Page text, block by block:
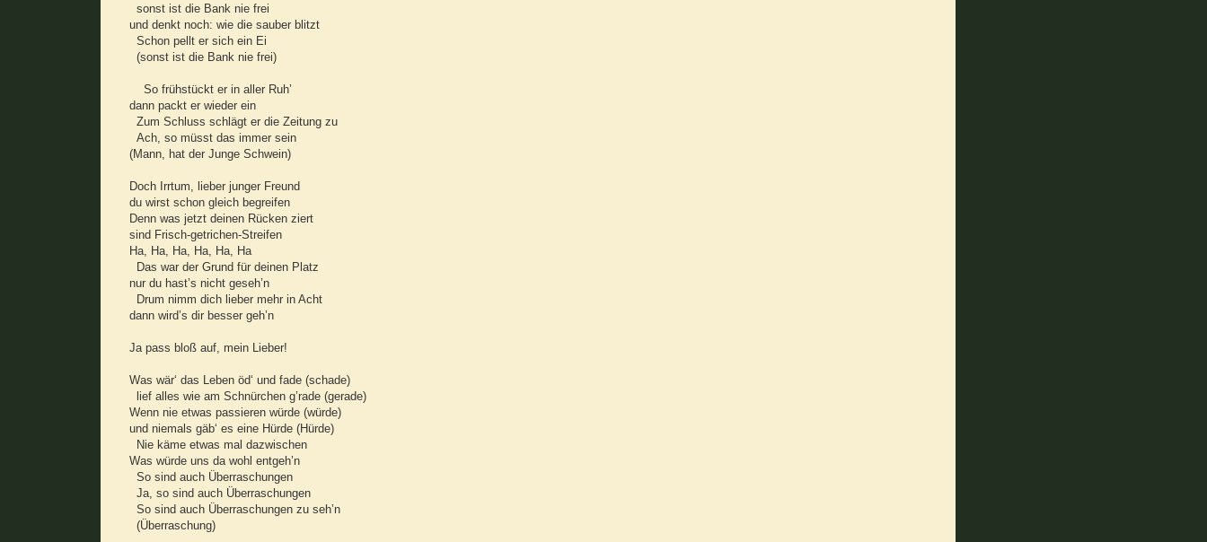
sonst ist die Bank nie frei
und denkt noch: wie die sauber blitzt
Schon pellt er sich ein Ei
(sonst ist die Bank nie frei)
So frühstückt er in aller Ruh’
dann packt er wieder ein
Zum Schluss schlägt er die Zeitung zu
Ach, so müsst das immer sein
(Mann, hat der Junge Schwein)
Doch Irrtum, lieber junger Freund
du wirst schon gleich begreifen
Denn was jetzt deinen Rücken ziert
sind Frisch-getrichen-Streifen
Ha, Ha, Ha, Ha, Ha, Ha
Das war der Grund für deinen Platz
nur du hast’s nicht geseh’n
Drum nimm dich lieber mehr in Acht
dann wird’s dir besser geh’n
Ja pass bloß auf, mein Lieber!
Was wär‘ das Leben öd‘ und fade (schade)
lief alles wie am Schnürchen g’rade (gerade)
Wenn nie etwas passieren würde (würde)
und niemals gäb‘ es eine Hürde (Hürde)
Nie käme etwas mal dazwischen
Was würde uns da wohl entgeh’n
So sind auch Überraschungen
Ja, so sind auch Überraschungen
So sind auch Überraschungen zu seh’n
(Überraschung)